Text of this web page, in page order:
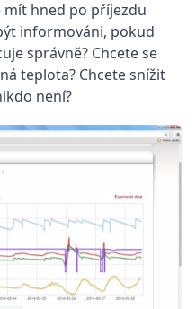
mít hned po příjezdu
informováni, pokud
správně? Chcete se
teplota? Chcete snížit
není?